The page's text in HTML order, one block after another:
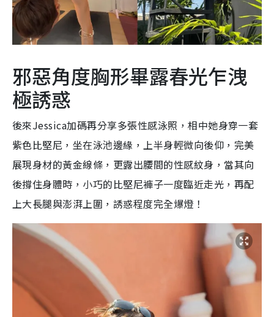
邪惡角度胸形畢露春光乍洩
極誘惑
後來Jessica加碼再分享多張性感泳照，相中她身穿一套
紫色比堅尼，坐在泳池邊緣，上半身輕微向後仰，完美
展現身材的黃金線條，更露出腰間的性感紋身，當其向
後撐住身體時，小巧的比堅尼褲子一度臨近走光，再配
上大長腿與澎湃上圍，誘惑程度完全爆燈！